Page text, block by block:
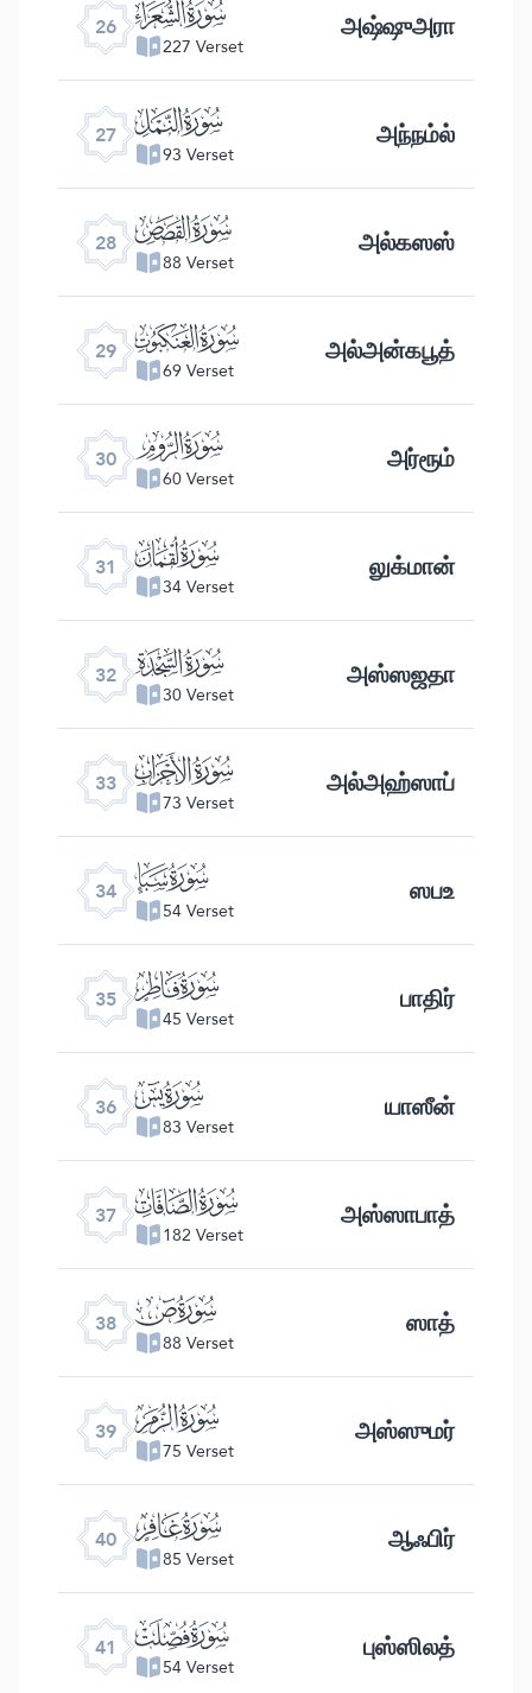
26 ﮦ
227 Verset அஷ்ஷுஅரா
27 ﮧ
93 Verset அந்நம்ல்
28 ﮨ
88 Verset அல்கஸஸ்
29 ﮩ
69 Verset அல்அன்கபூத்
30 ﮪ
60 Verset அர்ரூம்
31 ﮫ
34 Verset லுக்மான்
32 ﮬ
30 Verset அஸ்ஸஜதா
33 ﮭ
73 Verset அல்அஹ்ஸாப்
34 ﮮ
54 Verset ஸபஉ
35 ﮯ
45 Verset பாதிர்
36 ﮰ
83 Verset யாஸீன்
37 ﮱ
182 Verset அஸ்ஸாபாத்
38 ﯓ
88 Verset ஸாத்
39 ﯔ
75 Verset அஸ்ஸுமர்
40 ﯕ
85 Verset ஆஃபிர்
41 ﯖ
54 Verset புஸ்ஸிலத்